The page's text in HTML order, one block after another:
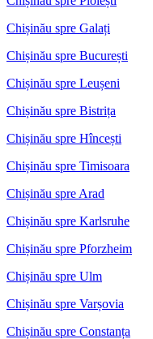
Chișinău spre Galați
Chișinău spre București
Chișinău spre Leușeni
Chișinău spre Bistrița
Chișinău spre Hîncești
Chișinău spre Timisoara
Chișinău spre Arad
Chișinău spre Karlsruhe
Chișinău spre Pforzheim
Chișinău spre Ulm
Chișinău spre Varșovia
Chișinău spre Constanța